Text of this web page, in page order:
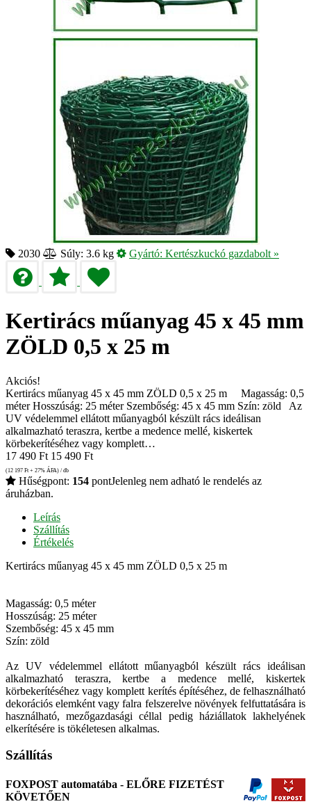
2030 Súly: 3.6 kg Gyártó: Kertészkuckó gazdabolt »
Kertirács műanyag 45 x 45 mm
ZÖLD 0,5 x 25 m
Akciós!
Kertirács műanyag 45 x 45 mm ZÖLD 0,5 x 25 m Magasság: 0,5
méter Hosszúság: 25 méter Szembőség: 45 x 45 mm Szín: zöld Az
UV védelemmel ellátott műanyagból készült rács ideálisan
alkalmazható teraszra, kertbe a medence mellé, kiskertek
körbekerítéséhez vagy komplett…
17 490 Ft 15 490 Ft
(12 197 Ft + 27% ÁFA) / db
Hűségpont: 154 pontJelenleg nem adható le rendelés az
áruházban.
Leírás
Szállítás
Értékelés
Kertirács műanyag 45 x 45 mm ZÖLD 0,5 x 25 m
Magasság: 0,5 méter
Hosszúság: 25 méter
Szembőség: 45 x 45 mm
Szín: zöld
Az UV védelemmel ellátott műanyagból készült rács ideálisan
alkalmazható teraszra, kertbe a medence mellé, kiskertek
körbekerítéséhez vagy komplett kerítés építéséhez, de felhasználható
dekorációs elemként vagy falra felszerelve növények felfuttatására is
használható, mezőgazdasági céllal pedig háziállatok lakhelyének
elkerítésére is tökéletesen alkalmas.
Szállítás
FOXPOST automatába - ELŐRE FIZETÉST
KÖVETŐEN